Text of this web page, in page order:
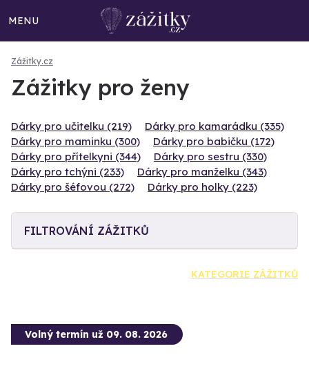
MENU
Zážitky.cz
Zážitky pro ženy
Dárky pro učitelku (219)
Dárky pro kamarádku (335)
Dárky pro maminku (300)
Dárky pro babičku (172)
Dárky pro přítelkyni (344)
Dárky pro sestru (330)
Dárky pro tchýni (233)
Dárky pro manželku (343)
Dárky pro šéfovou (272)
Dárky pro holky (223)
FILTROVÁNÍ ZÁŽITKŮ
KATEGORIE ZÁŽITKŮ
Volný termín už 09. 08. 2026